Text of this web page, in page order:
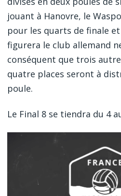
jouant à Hanovre, le
pour les quarts de finale
figurera le club allemand
conséquent que trois
quatre places seront à
poule.
Le Final 8 se tiendra du 4